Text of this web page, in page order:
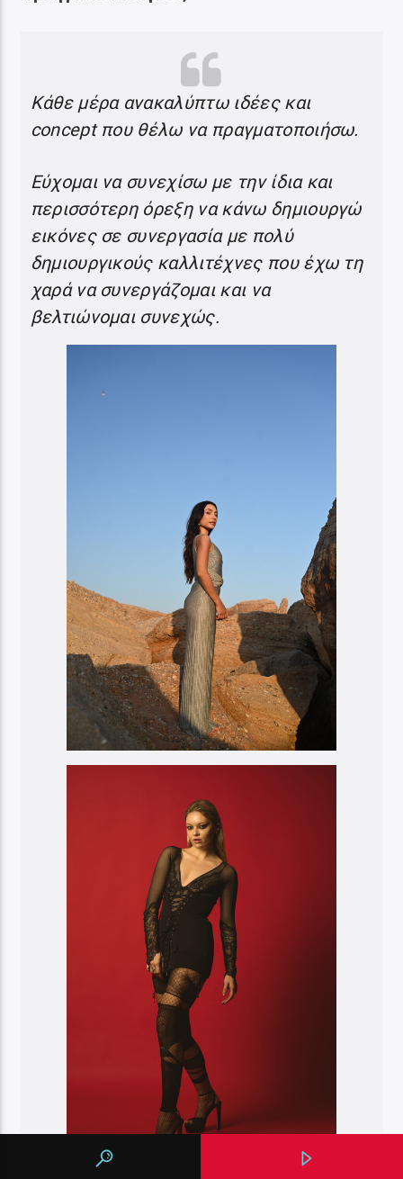
Κάθε μέρα ανακαλύπτω ιδέες και
concept που θέλω να πραγματοποιήσω.
Εύχομαι να συνεχίσω με την ίδια και
περισσότερη όρεξη να κάνω δημιουργώ
εικόνες σε συνεργασία με πολύ
δημιουργικούς καλλιτέχνες που έχω τη
χαρά να συνεργάζομαι και να
βελτιώνομαι συνεχώς.